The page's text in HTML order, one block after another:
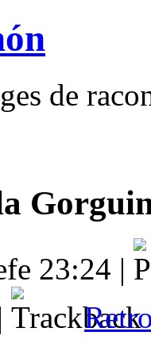
de
23:24 |
|